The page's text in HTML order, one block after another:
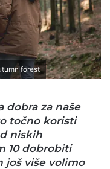
forest
dobra za naše
točno koristi
niskih
10 dobrobiti
još više volimo